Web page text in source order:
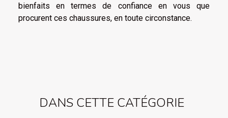
bienfaits en termes de confiance en vous que
procurent ces chaussures, en toute circonstance.
DANS CETTE CATÉGORIE